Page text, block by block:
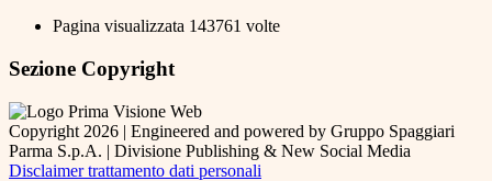
Pagina visualizzata 143761 volte
Sezione Copyright
Copyright 2026 | Engineered and powered by Gruppo Spaggiari
Parma S.p.A. | Divisione Publishing & New Social Media
Disclaimer trattamento dati personali